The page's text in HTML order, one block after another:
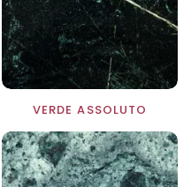
VERDE ASSOLUTO